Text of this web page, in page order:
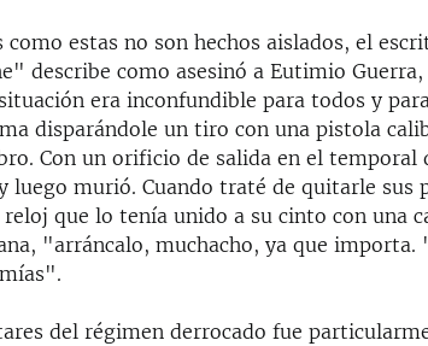
estas no son hechos aislados, el
describe como asesinó a Eutimio
era inconfundible para todos y
disparándole un tiro con una pistola
Con un orificio de salida en el temporal
luego murió. Cuando traté de quitarle sus
que lo tenía unido a su cinto con una
"arráncalo, muchacho, ya que importa.
del régimen derrocado fue